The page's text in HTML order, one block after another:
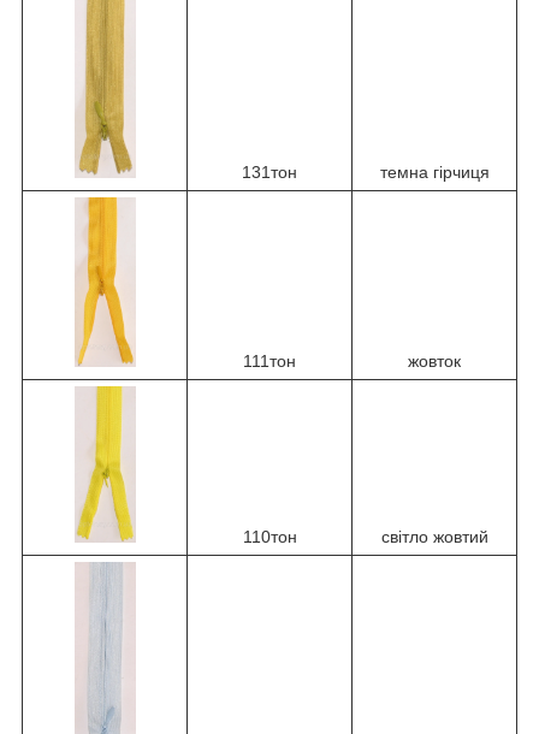
131тон темна гірчиця
111тон жовток
110тон світло жовтий